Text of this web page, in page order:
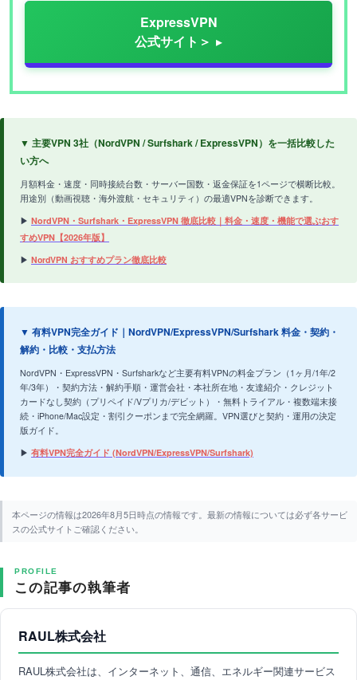
ExpressVPN
公式サイト＞
▼ 主要VPN 3社（NordVPN / Surfshark / ExpressVPN）を一括比較した
い方へ
月額料金・速度・同時接続台数・サーバー国数・返金保証を1ページで横断比較。
用途別（動画視聴・海外渡航・セキュリティ）の最適VPNを診断できます。
▶ NordVPN・Surfshark・ExpressVPN 徹底比較｜料金・速度・機能で選ぶおす
すめVPN【2026年版】
▶ NordVPN おすすめプラン徹底比較
▼ 有料VPN完全ガイド｜NordVPN/ExpressVPN/Surfshark 料金・契約・
解約・比較・支払方法
NordVPN・ExpressVPN・Surfsharkなど主要有料VPNの料金プラン（1ヶ月/1年/2
年/3年）・契約方法・解約手順・運営会社・本社所在地・友達紹介・クレジット
カードなし契約（プリペイド/Vプリカ/デビット）・無料トライアル・複数端末接
続・iPhone/Mac設定・割引クーポンまで完全網羅。VPN選びと契約・運用の決定
版ガイド。
▶ 有料VPN完全ガイド (NordVPN/ExpressVPN/Surfshark)
本ページの情報は2026年8月5日時点の情報です。最新の情報については必ず各サービ
スの公式サイトご確認ください。
PROFILE
この記事の執筆者
RAUL株式会社
RAUL株式会社は、インターネット、通信、エネルギー関連サービス